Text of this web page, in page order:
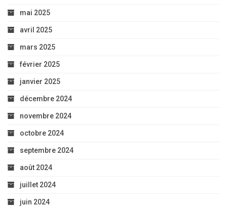
mai 2025
avril 2025
mars 2025
février 2025
janvier 2025
décembre 2024
novembre 2024
octobre 2024
septembre 2024
août 2024
juillet 2024
juin 2024